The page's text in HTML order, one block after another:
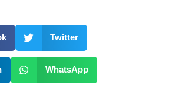
Twitter
WhatsApp